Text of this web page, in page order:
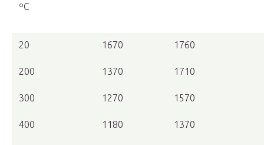
ºС
20
200
300
400
1670
1370
1270
1180
1760
1710
1570
1370